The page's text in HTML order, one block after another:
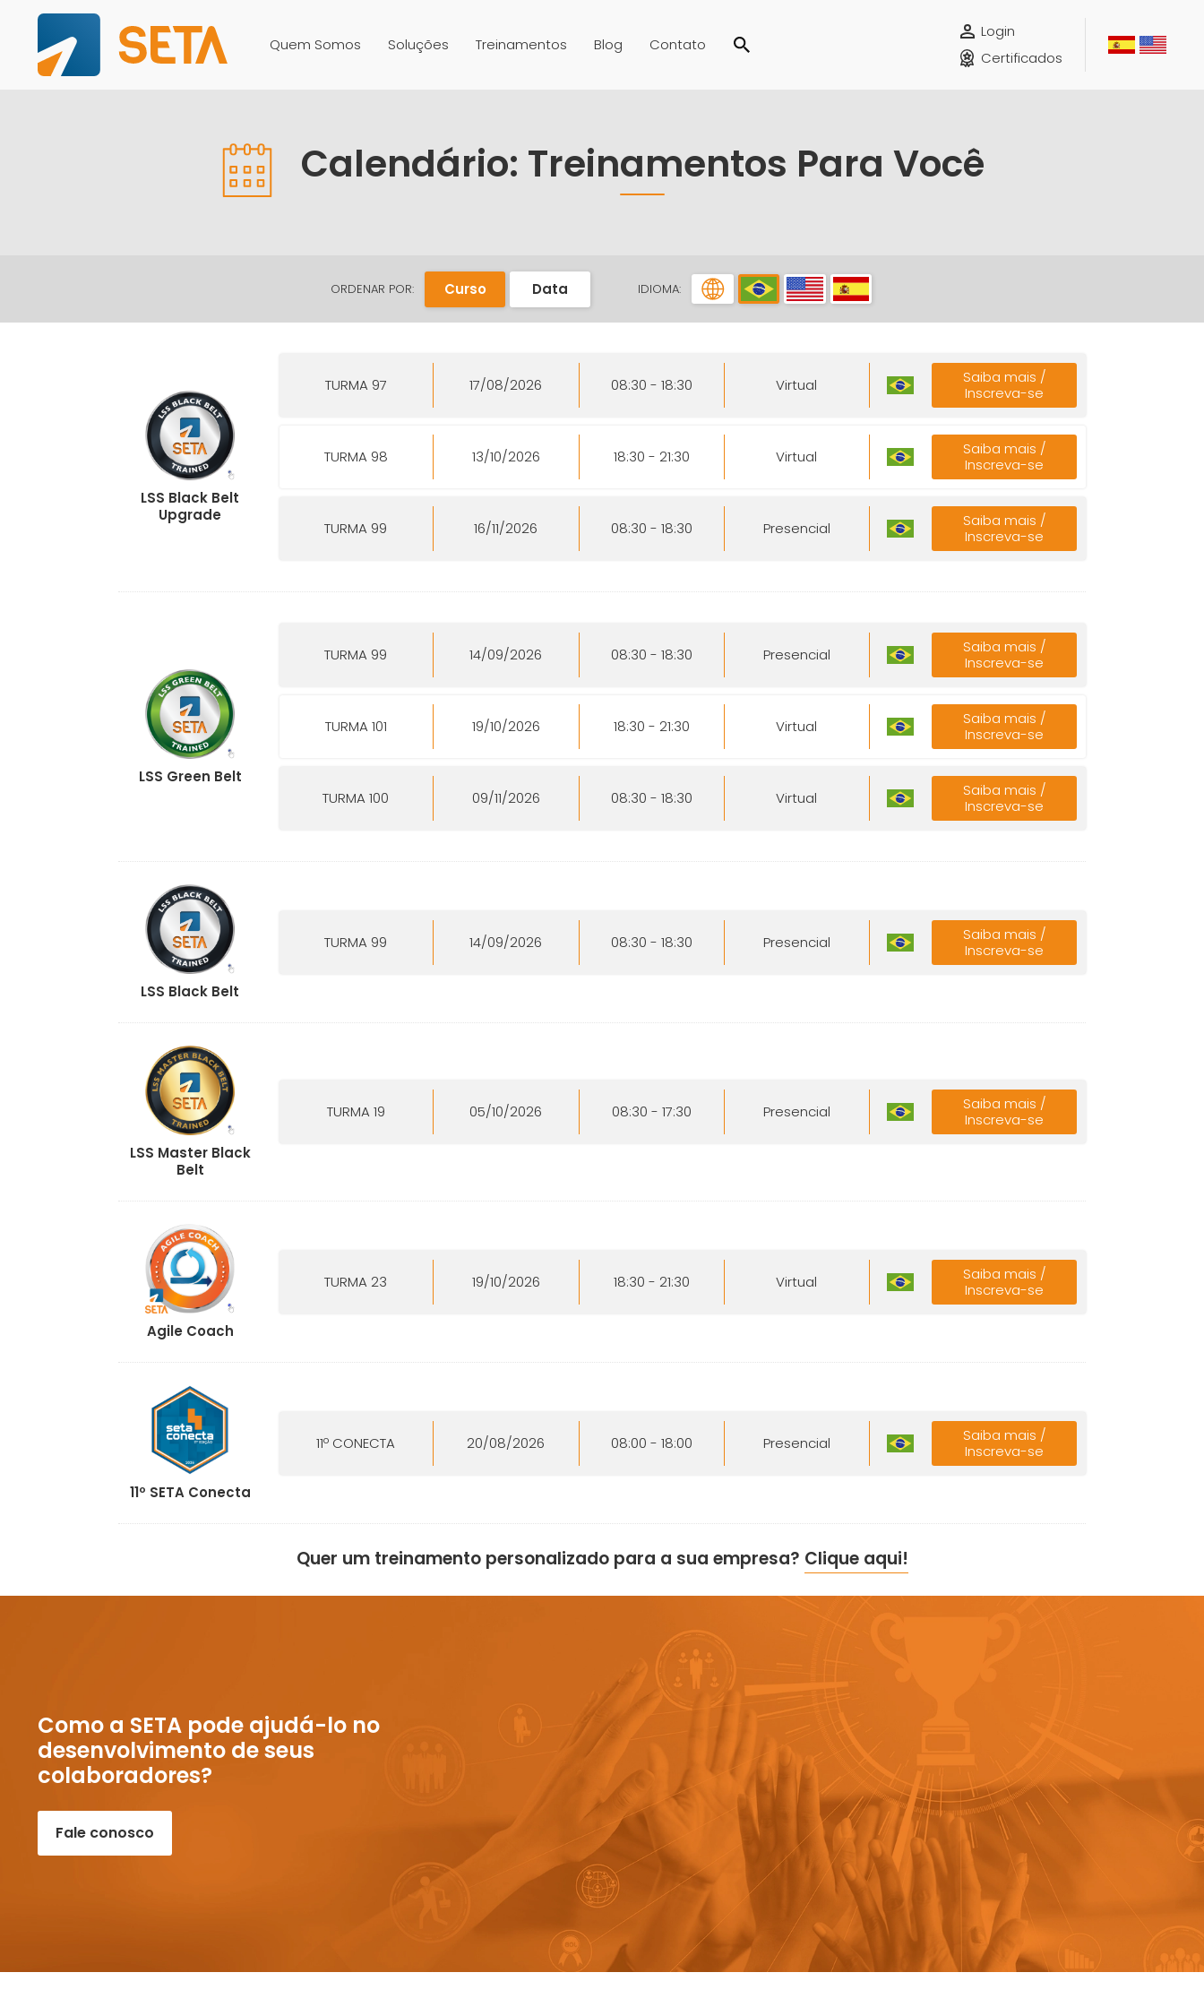
Quem Somos Soluções Treinamentos Blog Contato
Login
Certificados
Calendário: Treinamentos Para Você
ORDENAR POR: Curso Data IDIOMA:
LSS Black Belt
Upgrade
TURMA 97 17/08/2026 08:30 - 18:30 Virtual
Saiba mais /
Inscreva-se
TURMA 98 13/10/2026 18:30 - 21:30 Virtual
Saiba mais /
Inscreva-se
TURMA 99 16/11/2026 08:30 - 18:30 Presencial
Saiba mais /
Inscreva-se
LSS Green Belt
TURMA 99 14/09/2026 08:30 - 18:30 Presencial
Saiba mais /
Inscreva-se
TURMA 101 19/10/2026 18:30 - 21:30 Virtual
Saiba mais /
Inscreva-se
TURMA 100 09/11/2026 08:30 - 18:30 Virtual
Saiba mais /
Inscreva-se
LSS Black Belt
TURMA 99 14/09/2026 08:30 - 18:30 Presencial
Saiba mais /
Inscreva-se
LSS Master Black
Belt
TURMA 19 05/10/2026 08:30 - 17:30 Presencial
Saiba mais /
Inscreva-se
Agile Coach
TURMA 23 19/10/2026 18:30 - 21:30 Virtual
Saiba mais /
Inscreva-se
11º SETA Conecta
11º CONECTA 20/08/2026 08:00 - 18:00 Presencial
Saiba mais /
Inscreva-se
Quer um treinamento personalizado para a sua empresa? Clique aqui!
Como a SETA pode ajudá-lo no
desenvolvimento de seus
colaboradores?
Fale conosco